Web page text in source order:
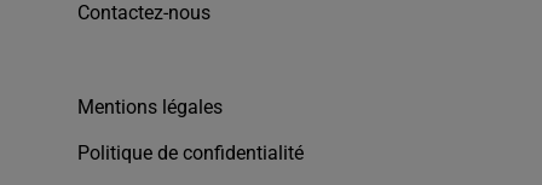
Contactez-nous
Mentions légales
Politique de confidentialité